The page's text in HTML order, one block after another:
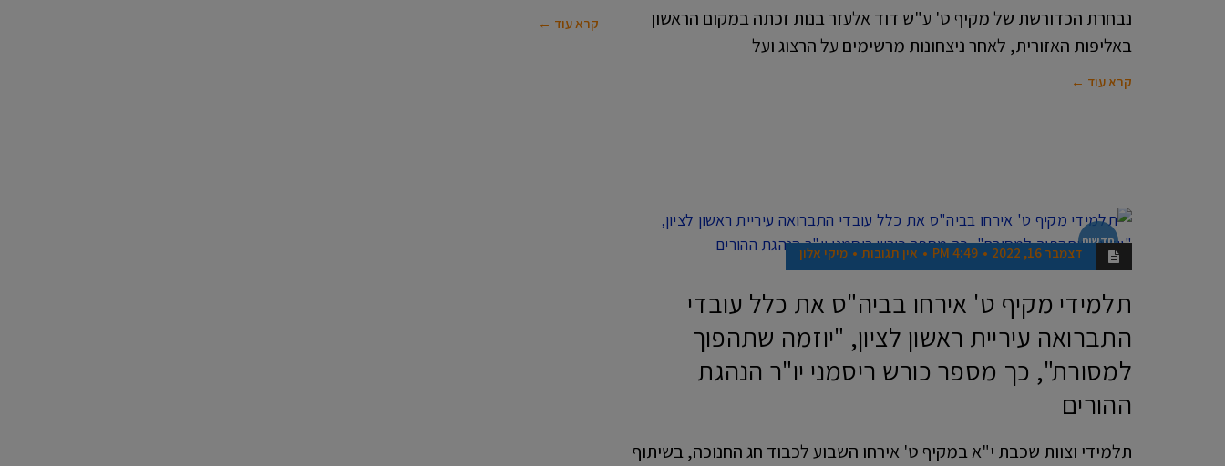
נבחרת הכדורשת של מקיף ט' ע"ש דוד אלעזר בנות זכתה במקום הראשון
באליפות האזורית, לאחר ניצחונות מרשימים על הרצוג ועל
קרא עוד ←
קרא עוד ←
חדשות
דצמבר 16, 2022 4:49 PM אין תגובות מיקי אלון
תלמידי מקיף ט' אירחו בביה"ס את כלל עובדי
התברואה עיריית ראשון לציון, "יוזמה שתהפוך
למסורת", כך מספר כורש ריסמני יו"ר הנהגת
ההורים
תלמידי וצוות שכבת י"א במקיף ט' אירחו השבוע לכבוד חג החנוכה, בשיתוף